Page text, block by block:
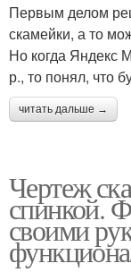
Первым делом
скамейки, а то
Но когда Яндекс
р., то понял, что
читать дальше →
Чертеж
спинкой.
своими